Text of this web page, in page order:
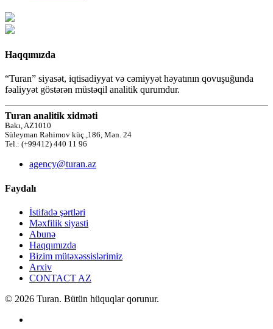
Haqqımızda
“Turan” siyasət, iqtisadiyyat və cəmiyyət həyatının qovuşuğunda
fəaliyyət göstərən müstəqil analitik qurumdur.
Turan analitik xidməti
Bakı, AZ1010
Süleyman Rəhimov küç.,186, Mən. 24
Tel.: (+99412) 440 11 96
agency@turan.az
Faydalı
İstifadə şərtləri
Məxfilik siyasti
Abunə
Haqqımızda
Bizim mütəxəssislərimiz
Arxiv
CONTACT AZ
© 2026 Turan. Bütün hüquqlar qorunur.